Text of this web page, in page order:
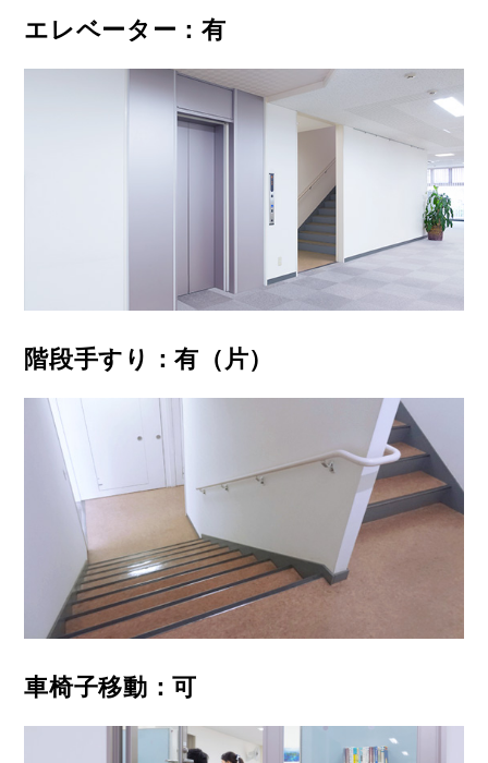
エレベーター：有
階段手すり：有（片）
車椅子移動：可